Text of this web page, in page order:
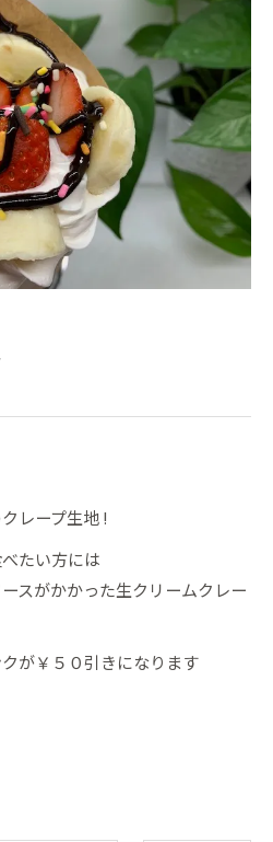
レープ生地 !
たい方には
スがかかった生クリームクレー
が￥５０引きになります